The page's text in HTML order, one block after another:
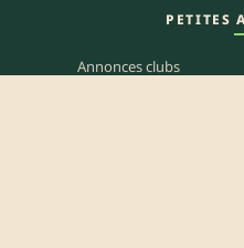
PETITES
Annonces clubs